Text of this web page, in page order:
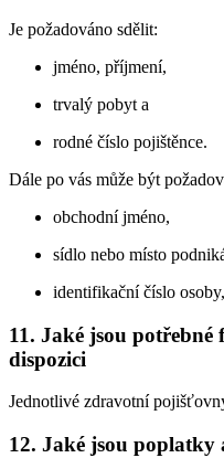
Je požadováno sdělit:
jméno, příjmení,
trvalý pobyt a
rodné číslo pojištěnce.
Dále po vás může být
obchodní jméno,
sídlo nebo místo
identifikační číslo
11. Jaké jsou
dispozici
Jednotlivé zdravotní
12. Jaké jsou